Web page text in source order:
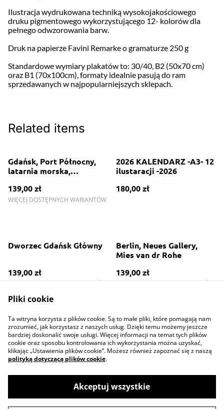
Ilustracja wydrukowana techniką wysokojakościowego
druku pigmentowego wykorzystującego 12- kolorów dla
pełnego odwzorowania barw.
Druk na papierze Favini Remarke o gramaturze 250 g
Standardowe wymiary plakatów to: 30/40, B2 (50x70 cm)
oraz B1 (70x100cm), formaty idealnie pasują do ram
sprzedawanych w najpopularniejszych sklepach.
Related items
Gdańsk, Port Północny,
latarnia morska,
139,00 zł
WIĘCEJ DOSTĘPNYCH WARIANTÓW
2026 KALENDARZ -A3- 12
ilustaracji -2026
180,00 zł
Dworzec Gdańsk Główny
139,00 zł
WIĘCEJ DOSTĘPNYCH WARIANTÓW
Berlin, Neues Gallery,
Mies van dr Rohe
139,00 zł
WIĘCEJ DOSTĘPNYCH WARIANTÓW
Contact Us
Privacy Policy
Cookie Policy
Pliki cookie
Ta witryna korzysta z plików cookie. Są to małe pliki, które pomagają nam
zrozumieć, jak korzystasz z naszych usług. Dzięki temu możemy jeszcze
bardziej doskonalić swoje usługi. Więcej informacji na temat tych plików
cookie oraz sposobu kontrolowania ich wykorzystania można uzyskać,
klikając „Ustawienia plików cookie”. Możesz również zapoznać się z naszą
polityką dotyczącą plików cookie.
Akceptuj wszystkie